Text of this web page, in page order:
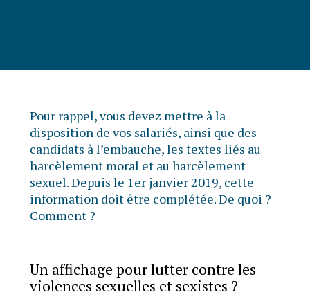
Pour rappel, vous devez mettre à la
disposition de vos salariés, ainsi que des
candidats à l’embauche, les textes liés au
harcèlement moral et au harcèlement
sexuel. Depuis le 1er janvier 2019, cette
information doit être complétée. De quoi ?
Comment ?
Un affichage pour lutter contre les
violences sexuelles et sexistes ?